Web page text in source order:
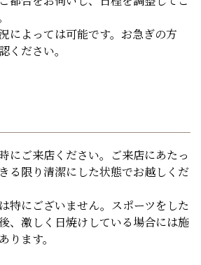
によっては可能です。お急ぎの方
ください。
にご来店ください。ご来店にあたっ
る限り清潔にした状態でお越しくだ
特にございません。スポーツをした
、激しく日焼けしている場合には施
ります。